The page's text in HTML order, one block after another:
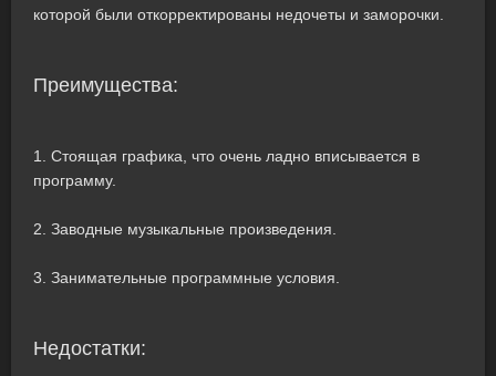
которой были откорректированы недочеты и заморочки.
Преимущества:
1. Стоящая графика, что очень ладно вписывается в
программу.
2. Заводные музыкальные произведения.
3. Занимательные программные условия.
Недостатки: